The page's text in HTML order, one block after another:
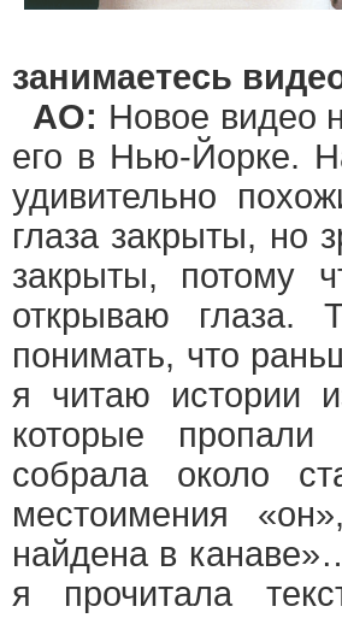
занимаетесь
АО: Новое видео
его в Нью-Йорке.
удивительно
глаза закрыты, но
закрыты, потому
открываю глаза.
понимать, что
я читаю истории
которые
собрала около
местоимения
найдена в
я прочитала